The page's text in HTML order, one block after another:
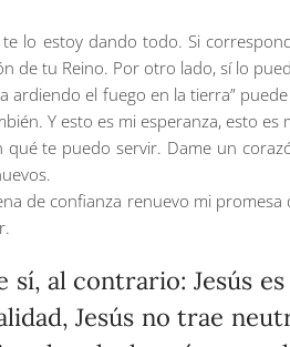
lo estoy dando todo. Si
de tu Reino. Por otro lado, sí lo
el fuego en la tierra”
Y esto es mi esperanza, esto es
te puedo servir. Dame un
de confianza renuevo mi
al contrario: Jesús
Jesús no trae